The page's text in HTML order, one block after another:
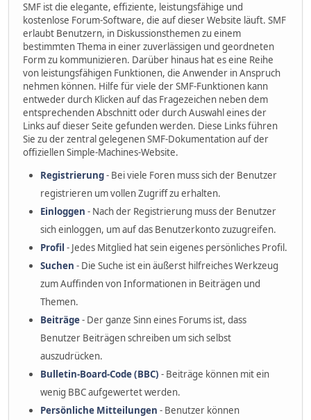
SMF ist die elegante, effiziente, leistungsfähige und
kostenlose Forum-Software, die auf dieser Website läuft. SMF
erlaubt Benutzern, in Diskussionsthemen zu einem
bestimmten Thema in einer zuverlässigen und geordneten
Form zu kommunizieren. Darüber hinaus hat es eine Reihe
von leistungsfähigen Funktionen, die Anwender in Anspruch
nehmen können. Hilfe für viele der SMF-Funktionen kann
entweder durch Klicken auf das Fragezeichen neben dem
entsprechenden Abschnitt oder durch Auswahl eines der
Links auf dieser Seite gefunden werden. Diese Links führen
Sie zu der zentral gelegenen SMF-Dokumentation auf der
offiziellen Simple-Machines-Website.
Registrierung- Bei viele Foren muss sich der Benutzer
registrieren um vollen Zugriff zu erhalten.
Einloggen - Nach der Registrierung muss der Benutzer
sich einloggen, um auf das Benutzerkonto zuzugreifen.
Profil - Jedes Mitglied hat sein eigenes persönliches Profil.
Suchen - Die Suche ist ein äußerst hilfreiches Werkzeug
zum Auffinden von Informationen in Beiträgen und
Themen.
Beiträge- Der ganze Sinn eines Forums ist, dass
Benutzer Beiträgen schreiben um sich selbst
auszudrücken.
Bulletin-Board-Code (BBC) - Beiträge können mit ein
wenig BBC aufgewertet werden.
Persönliche Mitteilungen - Benutzer können